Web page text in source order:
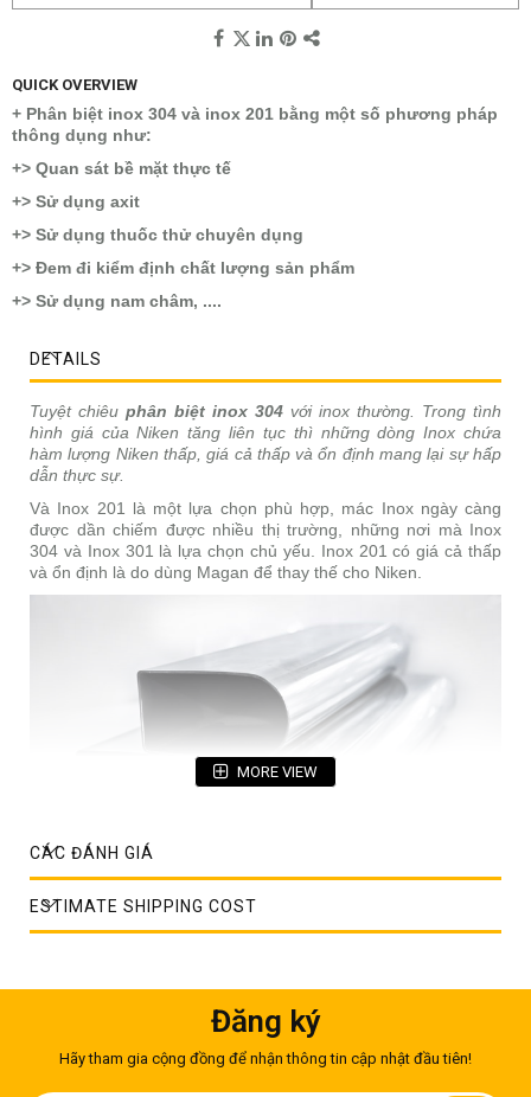
QUICK OVERVIEW
+ Phân biệt inox 304 và inox 201 bằng một số phương pháp
thông dụng như:
+> Quan sát bề mặt thực tế
+> Sử dụng axit
+> Sử dụng thuốc thử chuyên dụng
+> Đem đi kiểm định chất lượng sản phẩm
+> Sử dụng nam châm, ....
DETAILS
Tuyệt chiêu phân biệt inox 304 với inox thường. Trong tình
hình giá của Niken tăng liên tục thì những dòng Inox chứa
hàm lượng Niken thấp, giá cả thấp và ổn định mang lại sự hấp
dẫn thực sự.
Và Inox 201 là một lựa chọn phù hợp, mác Inox ngày càng
được dần chiếm được nhiều thị trường, những nơi mà Inox
304 và Inox 301 là lựa chọn chủ yếu. Inox 201 có giá cả thấp
và ổn định là do dùng Magan để thay thế cho Niken.
Trong tình hình giá của Niken tăng liên tục thì những dòng
Inox chứa hàm lượng Niken thấp, giá cả thấp và ổn định mang
lại sự hấp dẫn thực sự. Và Inox 201 là một lựa chọn phù hợp,
mác Inox ngày càng được dần chiếm được nhiều thị trường,
MORE VIEW
CÁC ĐÁNH GIÁ
ESTIMATE SHIPPING COST
Đăng ký
Hãy tham gia cộng đồng để nhận thông tin cập nhật đầu tiên!